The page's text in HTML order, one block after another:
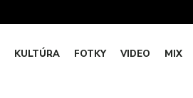
KULTÚRA FOTKY VIDEO MIX